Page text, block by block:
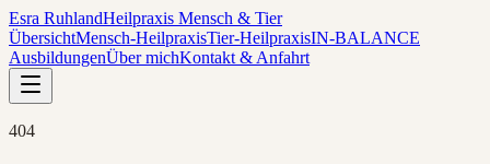
Esra RuhlandHeilpraxis Mensch & Tier
ÜbersichtMensch-HeilpraxisTier-HeilpraxisIN-BALANCE
AusbildungenÜber michKontakt & Anfahrt
404